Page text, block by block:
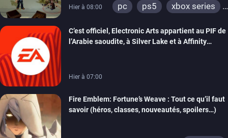
Hier à 08:00 pc ps5
xbox series
C’est officiel, Electronic Arts appartient au PIF de
l’Arabie saoudite, à Silver Lake et à Affinity
Hier à 07:00
Fire Emblem: Fortune’s Weave : Tout ce qu’il faut
savoir (héros, classes, nouveautés, spoilers…)